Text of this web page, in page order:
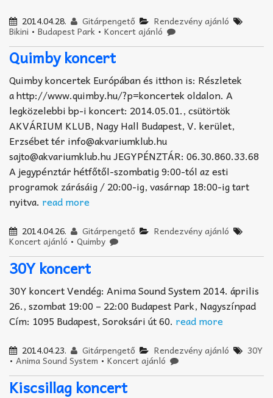
2014.04.28. Gitárpengető Rendezvény ajánló
Bikini • Budapest Park •Koncert ajánló
Quimby koncert
Quimby koncertek Európában és itthon is: Részletek
a http://www.quimby.hu/?p=koncertek oldalon. A
legközelebbi bp-i koncert: 2014.05.01., csütörtök
AKVÁRIUM KLUB, Nagy Hall Budapest, V. kerület,
Erzsébet tér info@akvariumklub.hu
sajto@akvariumklub.hu JEGYPÉNZTÁR: 06.30.860.33.68
A jegypénztár hétfőtől-szombatig 9:00-tól az esti
programok zárásáig / 20:00-ig, vasárnap 18:00-ig tart
nyitva. read more
2014.04.26. Gitárpengető Rendezvény ajánló
Koncert ajánló • Quimby
30Y koncert
30Y koncert Vendég: Anima Sound System 2014. április
26., szombat 19:00 – 22:00 Budapest Park, Nagyszínpad
Cím: 1095 Budapest, Soroksári út 60. read more
2014.04.23. Gitárpengető Rendezvény ajánló 30Y
• Anima Sound System • Koncert ajánló
Kiscsillag koncert